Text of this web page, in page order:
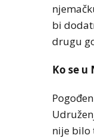
bi
drugu
Ko se
nije bilo